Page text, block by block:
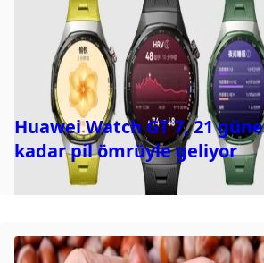
Huawei Watch GT 7, 21 güne
kadar pil ömrüyle geliyor